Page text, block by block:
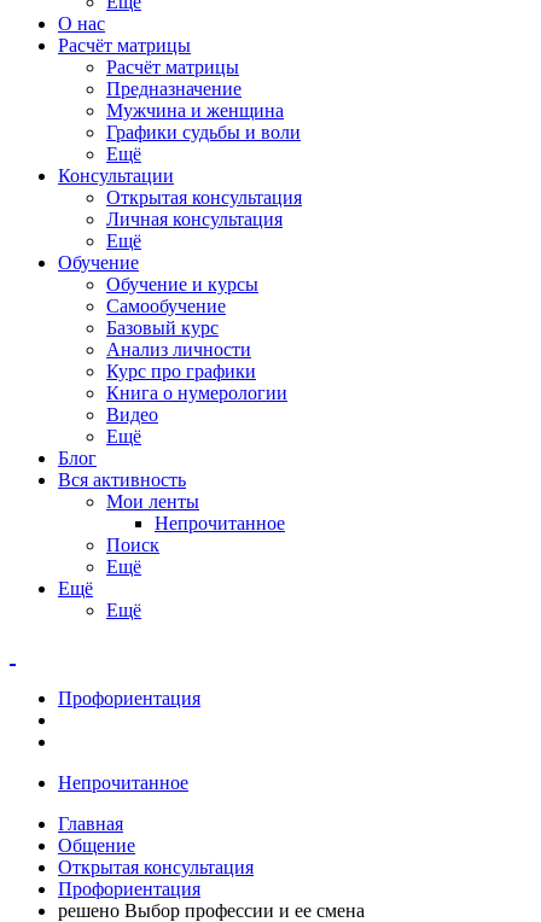
О нас
Расчёт матрицы
Расчёт матрицы
Предназначение
Мужчина и женщина
Графики судьбы и воли
Ещё
Консультации
Открытая консультация
Личная консультация
Ещё
Обучение
Обучение и курсы
Самообучение
Базовый курс
Анализ личности
Курс про графики
Книга о нумерологии
Видео
Ещё
Блог
Вся активность
Мои ленты
Непрочитанное
Поиск
Ещё
Ещё
Ещё
Профориентация
Непрочитанное
Главная
Общение
Открытая консультация
Профориентация
решено Выбор профессии и ее смена